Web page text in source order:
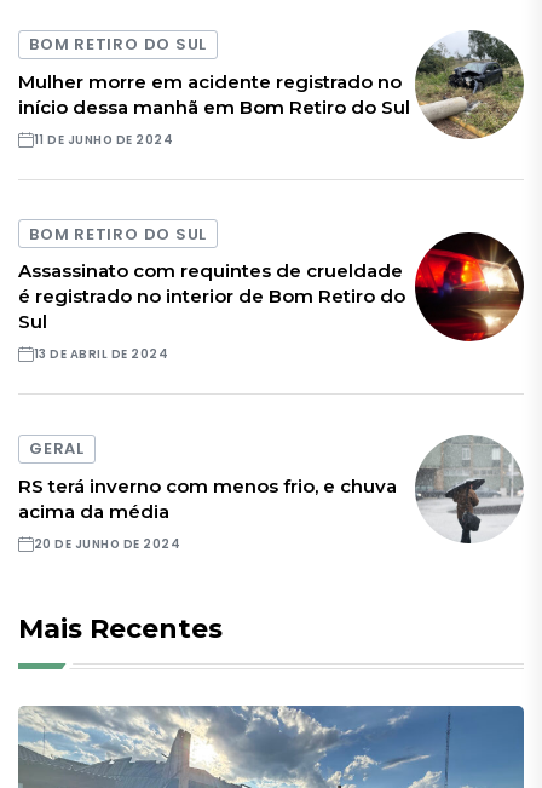
BOM RETIRO DO SUL
Mulher morre em acidente registrado no
início dessa manhã em Bom Retiro do Sul
11 DE JUNHO DE 2024
BOM RETIRO DO SUL
Assassinato com requintes de crueldade
é registrado no interior de Bom Retiro do
Sul
13 DE ABRIL DE 2024
GERAL
RS terá inverno com menos frio, e chuva
acima da média
20 DE JUNHO DE 2024
Mais Recentes